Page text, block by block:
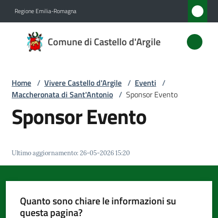
Regione Emilia-Romagna
Comune di Castello d'Argile
Comune
di
d'Argile
Amministrazione
Vivere
Castello
Home / Vivere Castello d'Argile / Eventi /
Maccheronata di Sant'Antonio / Sponsor Evento
Sponsor Evento
Ultimo aggiornamento:26-05-2026 15:20
Quanto sono chiare le informazioni su
questa pagina?